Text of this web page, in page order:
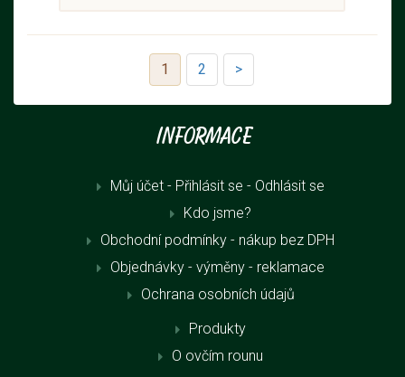
1 2 >
Informace
Můj účet - Přihlásit se - Odhlásit se
Kdo jsme?
Obchodní podmínky - nákup bez DPH
Objednávky - výměny - reklamace
Ochrana osobních údajů
Produkty
O ovčím rounu